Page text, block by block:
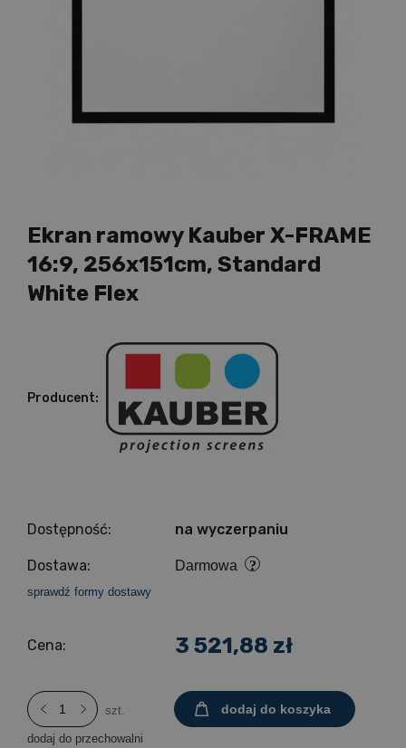
Ekran ramowy Kauber X-FRAME
16:9, 256x151cm, Standard
White Flex
Producent:
Dostępność: na wyczerpaniu
Dostawa: Darmowa
sprawdź formy dostawy
Cena: 3 521,88 zł
szt. dodaj do koszyka
dodaj do przechowalni